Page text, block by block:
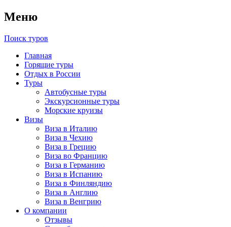
Меню
Поиск туров
Главная
Горящие туры
Отдых в России
Туры
Автобусные туры
Экскурсионные туры
Морские круизы
Визы
Виза в Италию
Виза в Чехию
Виза в Грецию
Виза во Францию
Виза в Германию
Виза в Испанию
Виза в Финляндию
Виза в Англию
Виза в Венгрию
О компании
Отзывы